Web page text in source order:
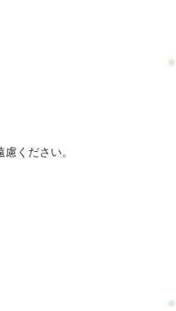
ください。